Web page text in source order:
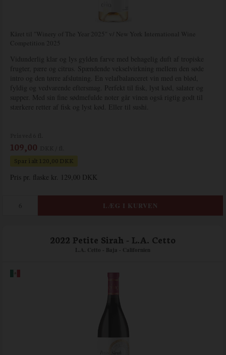
Kåret til "Winery of The Year 2025" v/ New York International Wine
Competition 2025
Vidunderlig klar og lys gylden farve med behagelig duft af tropiske
frugter, pære og citrus. Spændende vekselvirkning mellem den søde
intro og den tørre afslutning. En velafbalanceret vin med en blød,
fyldig og vedvarende eftersmag. Perfekt til fisk, lyst kød, salater og
supper. Med sin fine sødmefulde noter går vinen også rigtig godt til
stærkere retter af fisk og lyst kød. Eller til sushi.
109,00
Spar i alt 120,00 DKK
Pris pr. flaske kr. 129,00 DKK
2022 Petite Sirah - L.A. Cetto
L.A. Cetto - Baja - Californien